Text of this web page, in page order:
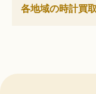
各地域の時計買